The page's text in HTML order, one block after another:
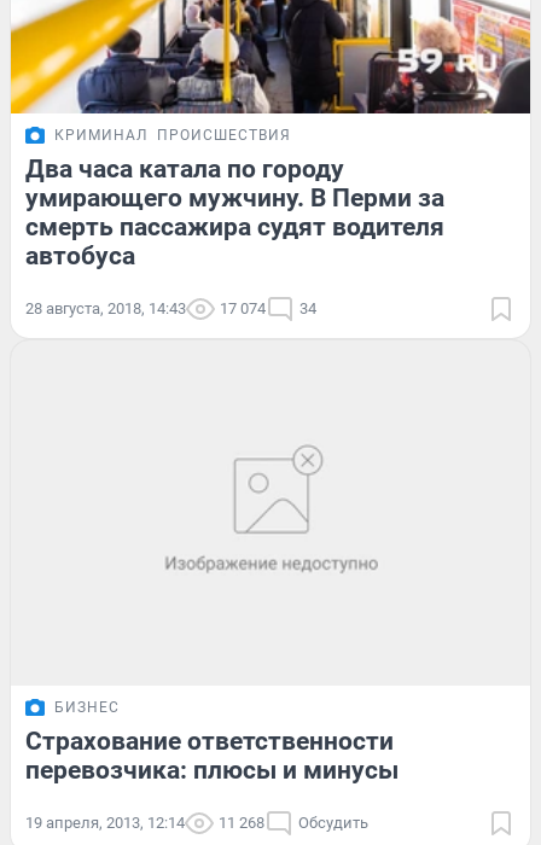
КРИМИНАЛ ПРОИСШЕСТВИЯ
Два часа катала по городу
умирающего мужчину. В Перми за
смерть пассажира судят водителя
автобуса
28 августа, 2018, 14:43 17 074 34
БИЗНЕС
Страхование ответственности
перевозчика: плюсы и минусы
19 апреля, 2013, 12:14 11 268 Обсудить